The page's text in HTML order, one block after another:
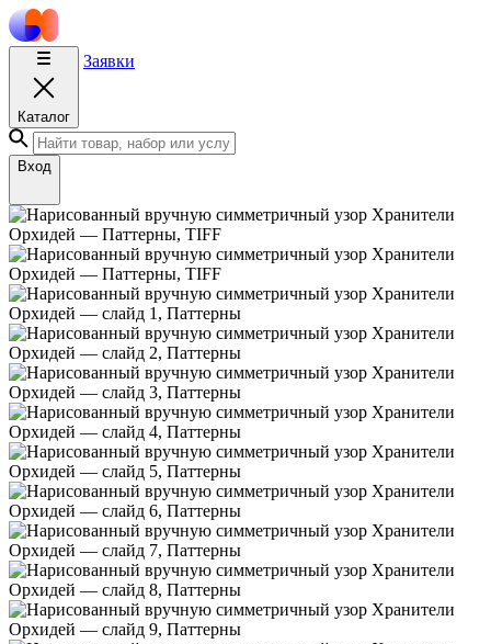
Каталог
Заявки
Вход